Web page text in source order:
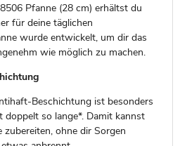
Pfanne (28 cm) erhältst du
für deine täglichen
wurde entwickelt, um dir das
wie möglich zu machen.
Beschichtung ist besonders
so lange*. Damit kannst
ohne dir Sorgen